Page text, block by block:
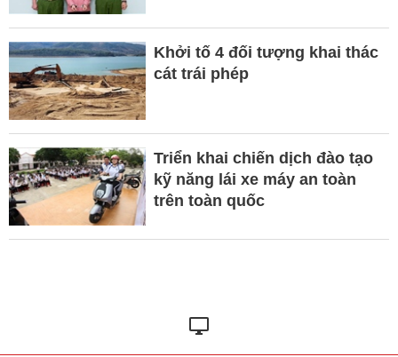
Khởi tố 4 đối tượng khai thác
cát trái phép
Triển khai chiến dịch đào tạo
kỹ năng lái xe máy an toàn
trên toàn quốc